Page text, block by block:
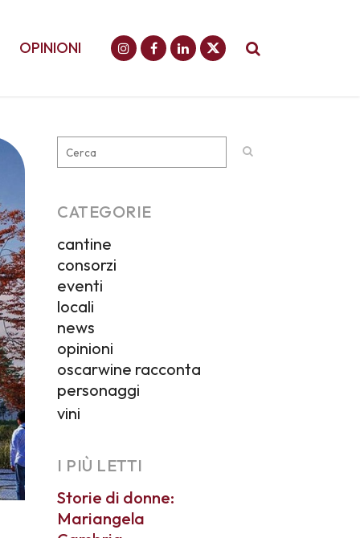
OPINIONI
CATEGORIE
cantine
consorzi
eventi
locali
news
opinioni
oscarwine racconta
personaggi
vini
I PIÙ LETTI
Storie di donne:
Mariangela